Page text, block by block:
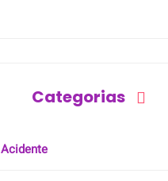
Categorias
Acidente